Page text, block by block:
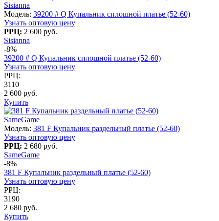
Sisianna
Модель: 39200 # Q Купальник сплошной платье (52-60)
Узнать оптовую цену
РРЦ: 2 600 руб.
Sisianna
-8%
39200 # Q Купальник сплошной платье (52-60)
Узнать оптовую цену
РРЦ:
3110
2 600 руб.
Купить
SameGame
Модель: 381 F Купальник раздельный платье (52-60)
Узнать оптовую цену
РРЦ: 2 680 руб.
SameGame
-8%
381 F Купальник раздельный платье (52-60)
Узнать оптовую цену
РРЦ:
3190
2 680 руб.
Купить